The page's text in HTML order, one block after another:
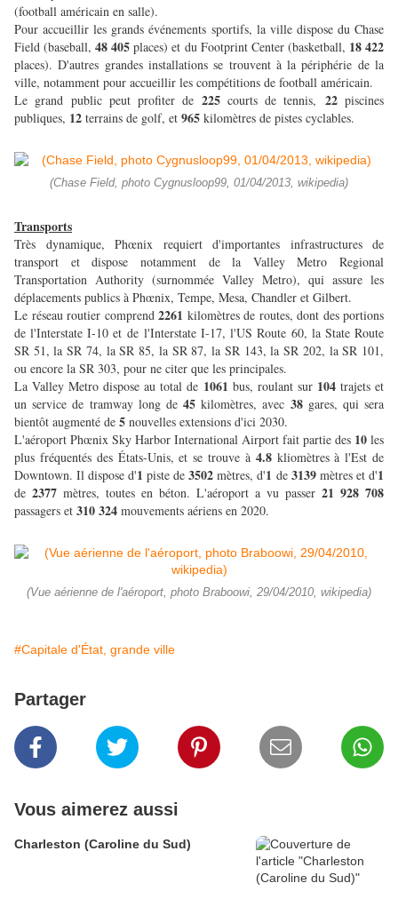
(football américain en salle).
Pour accueillir les grands événements sportifs, la ville dispose du Chase
Field (baseball, 48 405 places) et du Footprint Center (basketball, 18 422
places). D'autres grandes installations se trouvent à la périphérie de la
ville, notamment pour accueillir les compétitions de football américain.
Le grand public peut profiter de 225courts de tennis, 22piscines
publiques, 12 terrains de golf, et 965 kilomètres de pistes cyclables.
(Chase Field, photo Cygnusloop99, 01/04/2013, wikipedia)
Transports
Très dynamique, Phœnix requiert d'importantes infrastructures de
transport et dispose notamment de la Valley Metro Regional
Transportation Authority (surnommée Valley Metro), qui assure les
déplacements publics à Phœnix, Tempe, Mesa, Chandler et Gilbert.
Le réseau routier comprend 2261 kilomètres de routes, dont des portions
de l'Interstate I-10 et de l'Interstate I-17, l'US Route 60, la State Route
SR 51, la SR 74, la SR 85, la SR 87, la SR 143, la SR 202, la SR 101,
ou encore la SR 303, pour ne citer que les principales.
La Valley Metro dispose au total de 1061 bus, roulant sur 104 trajets et
un service de tramway long de 45kilomètres, avec 38 gares, qui sera
bientôt augmenté de 5 nouvelles extensions d'ici 2030.
L'aéroport Phœnix Sky Harbor International Airport fait partie des 10 les
plus fréquentés des États-Unis, et se trouve à 4.8 kliomètres à l'Est de
Downtown. Il dispose d'1 piste de 3502 mètres, d'1 de 3139 mètres et d'1
de 2377 mètres, toutes en béton. L'aéroport a vu passer 21 928 708
passagers et 310 324 mouvements aériens en 2020.
(Vue aérienne de l'aéroport, photo Braboowi, 29/04/2010, wikipedia)
#Capitale d'État, grande ville
Partager
Vous aimerez aussi
Charleston (Caroline du Sud)